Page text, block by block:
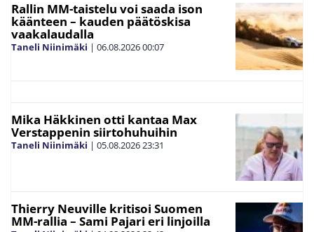
Rallin MM-taistelu voi saada ison
käänteen – kauden päätöskisa
vaakalaudalla
Taneli Niinimäki | 06.08.202600:07
Mika Häkkinen otti kantaa Max
Verstappenin siirtohuhuihin
Taneli Niinimäki | 05.08.202623:31
Thierry Neuville kritisoi Suomen
MM-rallia – Sami Pajari eri linjoilla